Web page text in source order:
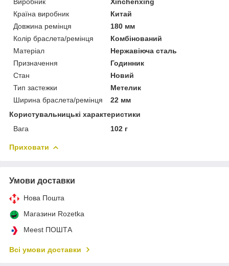
Країна виробник
Китай
Довжина ремінця
180 мм
Колір браслета/ремінця
Комбінований
Матеріал
Нержавіюча сталь
Призначення
Годинник
Стан
Новий
Тип застежки
Метелик
Ширина браслета/ремінця
22 мм
Користувальницькі характеристики
Вага
102 г
Приховати
Умови доставки
Нова Пошта
Магазини Rozetka
Meest ПОШТА
Всі умови доставки